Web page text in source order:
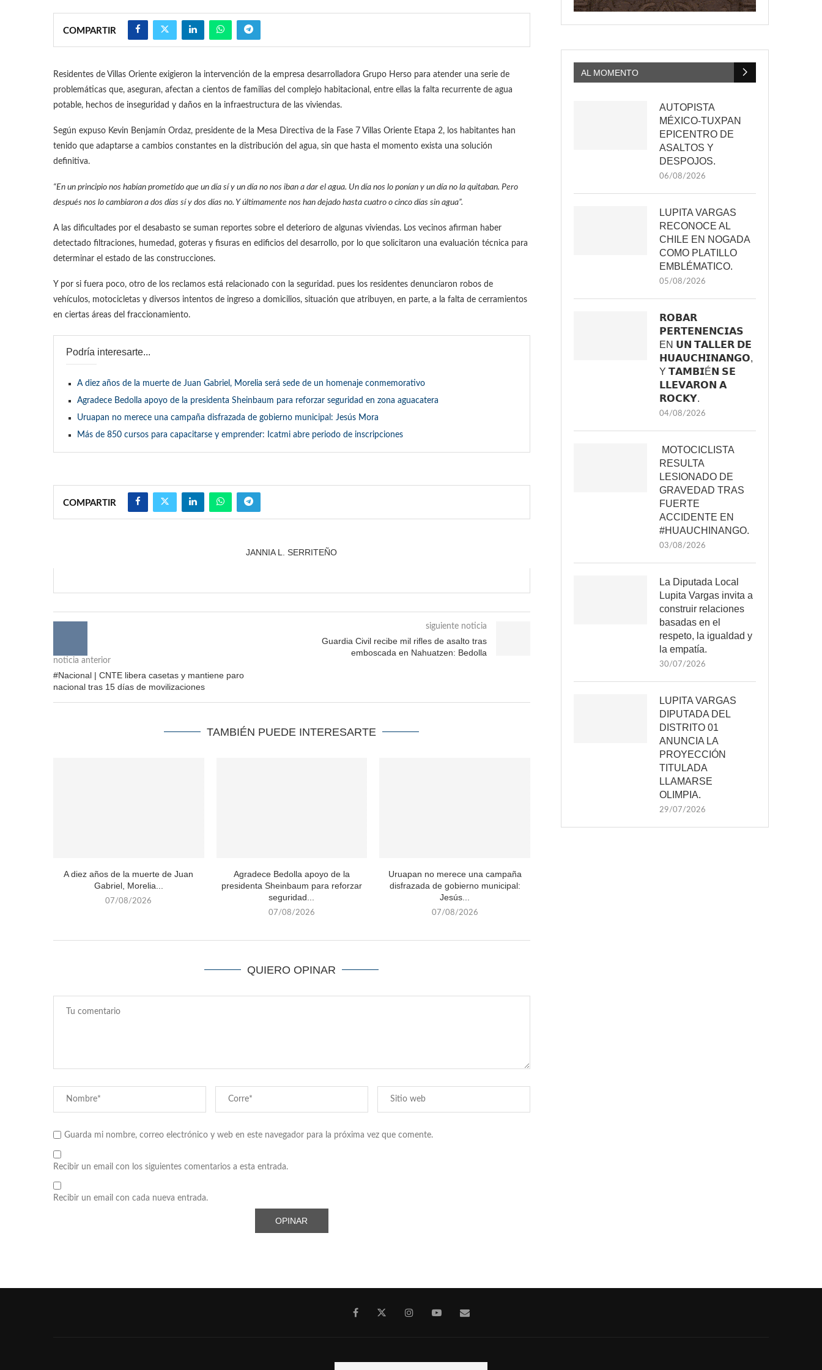
COMPARTIR
Residentes de Villas Oriente exigieron la intervención de la empresa desarrolladora Grupo Herso para atender una serie de
problemáticas que, aseguran, afectan a cientos de familias del complejo habitacional, entre ellas la falta recurrente de agua
potable, hechos de inseguridad y daños en la infraestructura de las viviendas.
Según expuso Kevin Benjamín Ordaz, presidente de la Mesa Directiva de la Fase 7 Villas Oriente Etapa 2, los habitantes han
tenido que adaptarse a cambios constantes en la distribución del agua, sin que hasta el momento exista una solución
definitiva.
“En un principio nos habían prometido que un día sí y un día no nos iban a dar el agua. Un día nos lo ponían y un día no la quitaban. Pero
después nos lo cambiaron a dos días sí y dos días no. Y últimamente nos han dejado hasta cuatro o cinco días sin agua”.
A las dificultades por el desabasto se suman reportes sobre el deterioro de algunas viviendas. Los vecinos afirman haber
detectado filtraciones, humedad, goteras y fisuras en edificios del desarrollo, por lo que solicitaron una evaluación técnica para
determinar el estado de las construcciones.
Y por si fuera poco, otro de los reclamos está relacionado con la seguridad. pues los residentes denunciaron robos de
vehículos, motocicletas y diversos intentos de ingreso a domicilios, situación que atribuyen, en parte, a la falta de cerramientos
en ciertas áreas del fraccionamiento.
Podría interesarte...
A diez años de la muerte de Juan Gabriel, Morelia será sede de un homenaje conmemorativo
Agradece Bedolla apoyo de la presidenta Sheinbaum para reforzar seguridad en zona aguacatera
Uruapan no merece una campaña disfrazada de gobierno municipal: Jesús Mora
Más de 850 cursos para capacitarse y emprender: Icatmi abre periodo de inscripciones
COMPARTIR
JANNIA L. SERRITEÑO
noticia anterior
#Nacional | CNTE libera casetas y mantiene paro
nacional tras 15 días de movilizaciones
siguiente noticia
Guardia Civil recibe mil rifles de asalto tras
emboscada en Nahuatzen: Bedolla
TAMBIÉN PUEDE INTERESARTE
A diez años de la muerte de Juan
Gabriel, Morelia...
07/08/2026
Agradece Bedolla apoyo de la
presidenta Sheinbaum para reforzar
seguridad...
07/08/2026
Uruapan no merece una campaña
disfrazada de gobierno municipal:
Jesús...
07/08/2026
QUIERO OPINAR
Guarda mi nombre, correo electrónico y web en este navegador para la próxima vez que comente.
Recibir un email con los siguientes comentarios a esta entrada.
Recibir un email con cada nueva entrada.
AL MOMENTO
AUTOPISTA
MÉXICO-TUXPAN
EPICENTRO DE
ASALTOS Y
DESPOJOS.
06/08/2026
LUPITA VARGAS
RECONOCE AL
CHILE EN NOGADA
COMO PLATILLO
EMBLÉMATICO.
05/08/2026
𝗥𝗢𝗕𝗔𝗥
𝗣𝗘𝗥𝗧𝗘𝗡𝗘𝗡𝗖𝗜𝗔𝗦
EN 𝗨𝗡 𝗧𝗔𝗟𝗟𝗘𝗥 𝗗𝗘
𝗛𝗨𝗔𝗨𝗖𝗛𝗜𝗡𝗔𝗡𝗚𝗢,
Y 𝗧𝗔𝗠𝗕𝗜É𝗡 𝗦𝗘
𝗟𝗟𝗘𝗩𝗔𝗥𝗢𝗡 𝗔
𝗥𝗢𝗖𝗞𝗬.
04/08/2026
MOTOCICLISTA
RESULTA
LESIONADO DE
GRAVEDAD TRAS
FUERTE
ACCIDENTE EN
#HUAUCHINANGO.
03/08/2026
La Diputada Local
Lupita Vargas invita a
construir relaciones
basadas en el
respeto, la igualdad y
la empatía.
30/07/2026
LUPITA VARGAS
DIPUTADA DEL
DISTRITO 01
ANUNCIA LA
PROYECCIÓN
TITULADA
LLAMARSE
OLIMPIA.
29/07/2026